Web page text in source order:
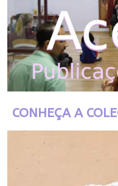
CONHEÇA A